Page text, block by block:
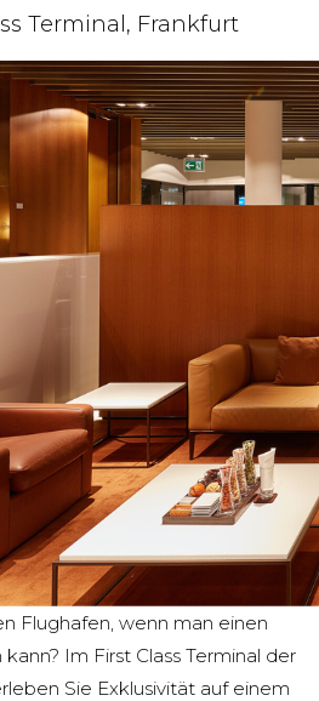
Terminal, Frankfurt
Flughafen, wenn man einen
Im First Class Terminal der
Sie Exklusivität auf einem